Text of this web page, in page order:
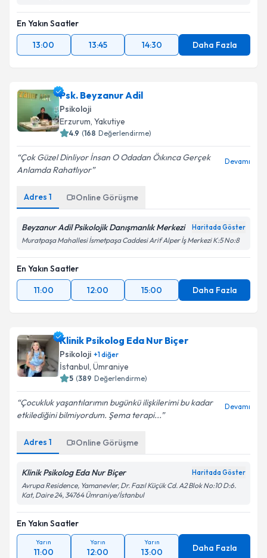
En Yakın Saatler
13:00
13:45 14:30 Daha Fazla
Psk. Beyzanur Adil
Psikoloji
Erzurum, Yakutiye
4.9 (168 Değerlendirme)
Çok Güzel Dinliyor İnsan O Odadan Öıkınca Gerçek
Anlamda Rahatlıyor
Devamı
Adres 1 Online Görüşme
Beyzanur Adil Psikolojik Danışmanlık Merkezi Haritada Göster
Muratpaşa Mahallesi İsmetpaşa Caddesi Arif Alper İş Merkezi K:5 No:8
En Yakın Saatler
11:00
12:00 15:00 Daha Fazla
Klinik Psikolog Eda Nur Biçer
Psikoloji +1diğer
İstanbul, Ümraniye
5 (389 Değerlendirme)
Çocukluk yaşantılarımın bugünkü ilişkilerimi bu kadar
etkilediğini bilmiyordum. Şema terapi...
Devamı
Adres 1 Online Görüşme
Klinik Psikolog Eda Nur Biçer Haritada Göster
Avrupa Residence, Yamanevler, Dr. Fazıl Küçük Cd. A2 Blok No:10 D:6.
Kat, Daire 24, 34764 Ümraniye/İstanbul
En Yakın Saatler
Yarın
11:00
Yarın
12:00
Yarın
13:00 Daha Fazla